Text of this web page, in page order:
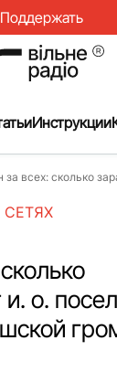
Поддержать
Новости
Инструкции
за всех: сколько
о.